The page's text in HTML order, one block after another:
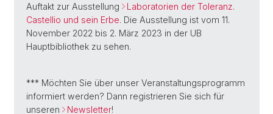
Auftakt zur Ausstellung
Laboratorien der Toleranz.
Castellio und sein Erbe. Die Ausstellung ist vom 11.
November 2022 bis 2. März 2023 in der UB
Hauptbibliothek zu sehen.
*** Möchten Sie über unser Veranstaltungsprogramm
informiert werden? Dann registrieren Sie sich für
unseren
Newsletter!